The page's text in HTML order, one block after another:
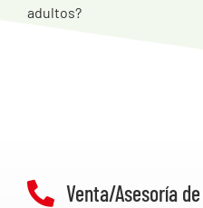
adultos?
Venta/Asesoría